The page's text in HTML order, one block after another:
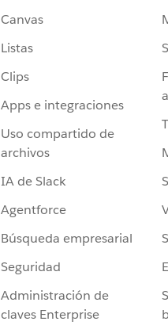
Canvas
Listas
Clips
Apps e integraciones
Uso compartido de
archivos
IA de Slack
Agentforce
Búsqueda empresarial
Seguridad
Administración de
claves Enterprise